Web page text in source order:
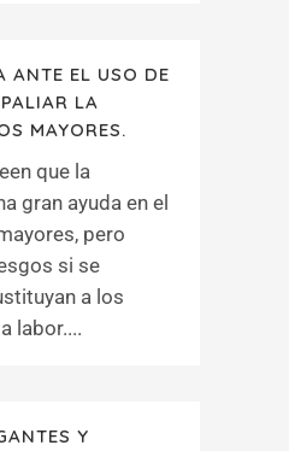
ANTE EL USO DE
LA
MAYORES.
que la
gran ayuda en el
pero
si se
a los
labor....
Y